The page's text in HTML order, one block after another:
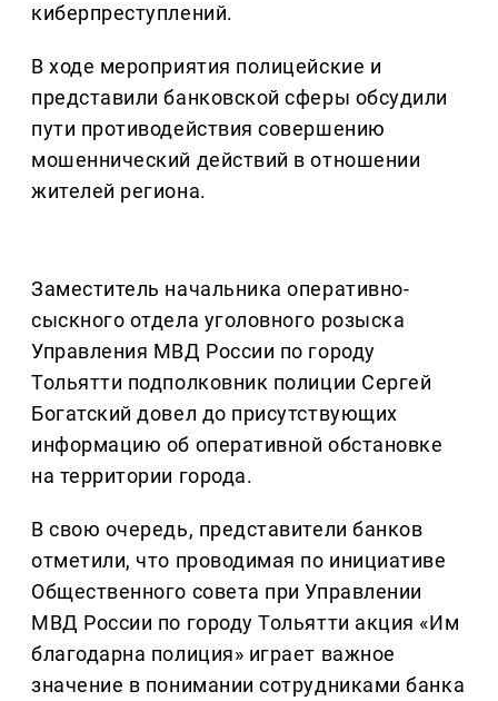
киберпреступлений.
В ходе мероприятия полицейские и
представили банковской сферы обсудили
пути противодействия совершению
мошеннический действий в отношении
жителей региона.
Заместитель начальника оперативно-
сыскного отдела уголовного розыска
Управления МВД России по городу
Тольятти подполковник полиции Сергей
Богатский довел до присутствующих
информацию об оперативной обстановке
на территории города.
В свою очередь, представители банков
отметили, что проводимая по инициативе
Общественного совета при Управлении
МВД России по городу Тольятти акция «Им
благодарна полиция» играет важное
значение в понимании сотрудниками банка